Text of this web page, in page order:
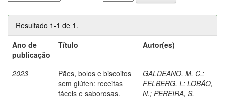
Resultado 1-1 de 1.
Ano de
publicação
Título Autor(es)
2023
Pães, bolos e biscoitos
sem glúten: receitas
fáceis e saborosas.
GALDEANO, M. C.;
FELBERG, I.; LOBÃO,
N.; PEREIRA, S.